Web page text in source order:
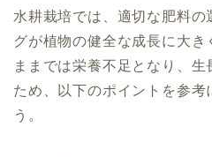
水耕栽培では、適切な肥料の
グが植物の健全な成長に大
ままでは栄養不足となり、生
ため、以下のポイントを参考
う。